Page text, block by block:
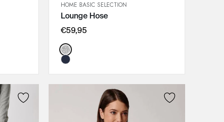
SCHNELLANSICHT
46
48
IN DEN WARENKORB
HOME BASIC SELECTION
Lounge Hose
€59,95
Color: